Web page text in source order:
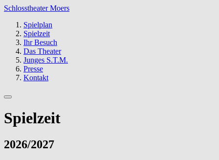
Schlosstheater Moers
Spielplan
Spielzeit
Ihr Besuch
Das Theater
Junges S.T.M.
Presse
Kontakt
Spielzeit
2026/2027